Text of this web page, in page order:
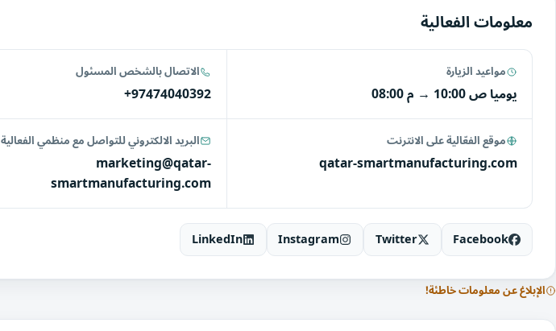
معلومات الفعالية
مواعيد الزيارة
يوميا10:00 ص → 08:00 م
الاتصال بالشخص المسئول
+97474040392
موقع الفعّالية على الانترنت
qatar-smartmanufacturing.com
البريد الالكتروني للتواصل مع منظمي الفعالية
marketing@qatar-
smartmanufacturing.com
Facebook
Twitter
Instagram
LinkedIn
الإبلاغ عن معلومات خاطئة!